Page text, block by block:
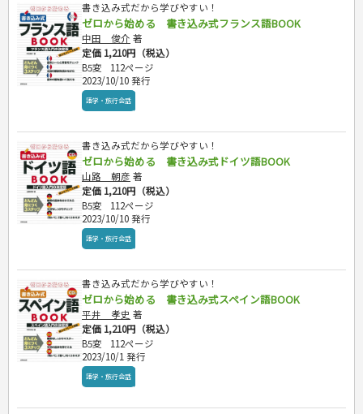
書き込み式だから学びやすい！
ゼロから始める 書き込み式フランス語BOOK
中田 俊介 著
定価 1,210円（税込）
B5変
112ページ
2023/10/10 発行
語学・旅行会話
書き込み式だから学びやすい！
ゼロから始める 書き込み式ドイツ語BOOK
山路 朝彦 著
定価 1,210円（税込）
B5変
112ページ
2023/10/10 発行
語学・旅行会話
書き込み式だから学びやすい！
ゼロから始める 書き込み式スペイン語BOOK
平井 孝史 著
定価 1,210円（税込）
B5変
112ページ
2023/10/1 発行
語学・旅行会話